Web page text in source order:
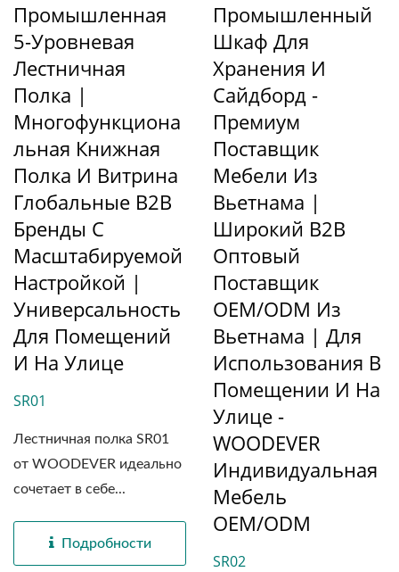
Промышленная
5-Уровневая
Лестничная
Полка |
Многофункциона
Льная Книжная
Полка И Витрина
Глобальные B2B
Бренды С
Масштабируемой
Настройкой |
Универсальность
Для Помещений
И На Улице
SR01
Лестничная полка SR01
от WOODEVER идеально
сочетает в себе...
Подробности
Промышленный
Шкаф Для
Хранения И
Сайдборд -
Премиум
Поставщик
Мебели Из
Вьетнама |
Широкий B2B
Оптовый
Поставщик
OEM/ODM Из
Вьетнама | Для
Использования В
Помещении И На
Улице -
WOODEVER
Индивидуальная
Мебель
OEM/ODM
SR02